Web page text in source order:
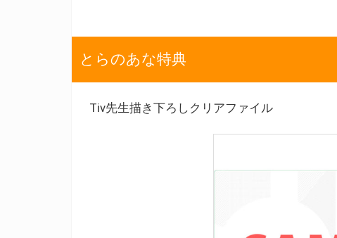
とらのあな特典
Tiv先生描き下ろしクリアファイル